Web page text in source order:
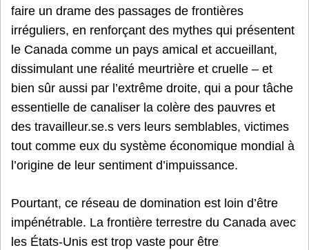
faire un drame des passages de frontières
irréguliers, en renforçant des mythes qui présentent
le Canada comme un pays amical et accueillant,
dissimulant une réalité meurtrière et cruelle – et
bien sûr aussi par l’extrême droite, qui a pour tâche
essentielle de canaliser la colère des pauvres et
des travailleur.se.s vers leurs semblables, victimes
tout comme eux du système économique mondial à
l’origine de leur sentiment d’impuissance.
Pourtant, ce réseau de domination est loin d’être
impénétrable. La frontière terrestre du Canada avec
les États-Unis est trop vaste pour être